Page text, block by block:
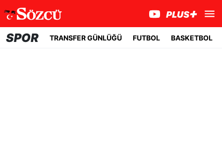
SPOR TRANSFER GÜNLÜĞÜ FUTBOL BASKETBOL